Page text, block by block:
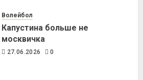
Волейбол
Капустина больше не
москвичка
27.06.2026 0